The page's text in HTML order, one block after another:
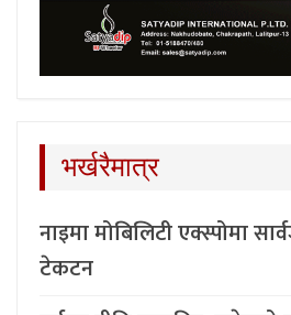
भर्खरैमात्र
नाइमा मोबिलिटी एक्स्पोमा
टेकटन